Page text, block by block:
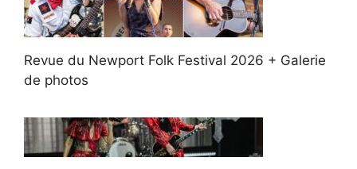
Revue du Newport Folk Festival 2026 + Galerie
de photos